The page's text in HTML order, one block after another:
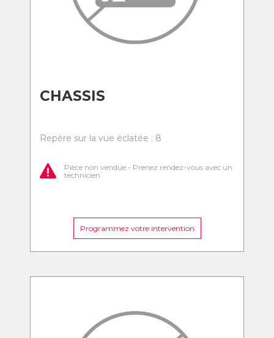
CHASSIS
Repère sur la vue éclatée : 8
Pièce non vendue - Prenez rendez-vous avec un
technicien
Programmez votre intervention